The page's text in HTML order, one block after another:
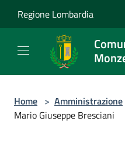
Regione Lombardia
Home > Amministrazione
Mario Giuseppe Bresciani